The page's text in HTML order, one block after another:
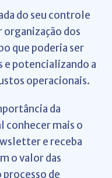
do seu controle
dos
que poderia ser
e potencializando a
operacionais.
da
conhecer mais o
e receba
o valor das
de